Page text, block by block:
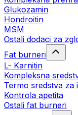
Glukozamin
Hondroitin
MSM
Ostali dodaci za
Fat burneri
L- Karnitin
Kompleksna
Termo sredstva za
Kontrola apetita
Ostali fat burneri